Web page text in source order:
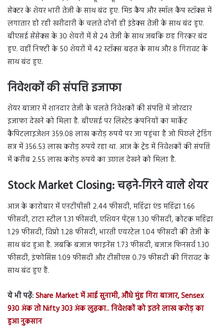
सेक्टर के शेयर भारी तेजी के साथ बंद हुए. मिड कैप और स्मॉल कैप स्टॉक्स में
लगातार हो रही खरीदारी के चलते दोनों ही इंडेक्स तेजी के साथ बंद हुए.
बीएसई सेंसेक्स के 30 शेयरों में से 24 तेजी के साथ जबकि छह गिरकर बंद
हुए. वहीं निफ्टी के 50 शेयरों में 42 स्टॉक्स बढ़त के साथ और 8 गिरावट के
साथ बंद हुए.
निवेशकों की संपत्ति इजाफा
शेयर बाजार में शानदार तेजी के चलते निवेशकों की संपत्ति में जोरदार
इजाफा देखने को मिला है. बीएसई पर लिस्टेड कंपनियों का मार्केट
कैपिटलाइजेशन 359.08 लाख करोड़ रुपये पर जा पहुंचा है जो पिछले ट्रेडिंग
सत्र में 356.53 लाख करोड़ रुपये रहा था. आज के ट्रेड में निवेशकों की संपत्ति
में करीब 2.55 लाख करोड़ रुपये का उछाल देखने को मिला है.
Stock Market Closing:चढ़ने-गिरने वाले शेयर
आज के कारोबार में एनटीपीसी 2.44 फीसदी, महिंद्रा एंड महिंद्रा 1.66
फीसदी, टाटा स्टील 1.31 फीसदी, एशियन पेंट्स 1.30 फीसदी, कोटक महिंद्रा
1.29 फीसदी, विप्रो 1.28 फीसदी, भारती एयरटेल 1.04 फीसदी की तेजी के
साथ बंद हुआ है. जबकि बजाज फाइनेंस 1.73 फीसदी, बजाज फिनसर्व 1.30
फीसदी, इंफोसिस 1.09 फीसदी और टीसीएस 0.79 फीसदी की गिरावट के
साथ बंद हुए हैं.
ये भी पढ़ें:Share Market में आई सुनामी, औंधे मुंह गिरा बाजार, Sensex
930 अंक तो Nifty 303 अंक लुढ़का.. निवेशकों को इतने लाख करोड़ का
हुआ नुकसान